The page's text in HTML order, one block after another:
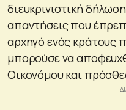
διευκρινιστική
απαντήσεις που
αρχηγό ενός κράτους
μπορούσε να
Οικονόμου και